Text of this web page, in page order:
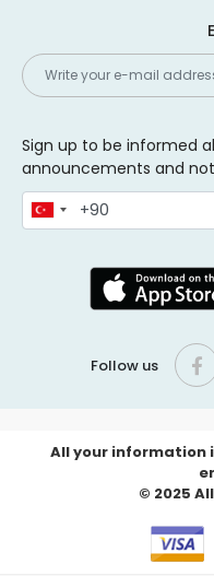
Sign up to be informed
announcements and
Follow us
All your information
© 2025